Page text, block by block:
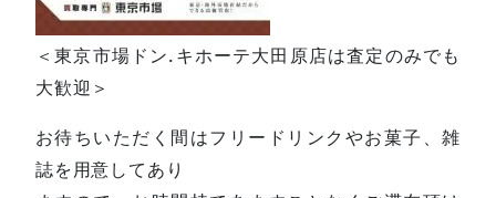
＜東京市場ドン.キホーテ大田原店は査定のみでも
大歓迎＞
お待ちいただく間はフリードリンクやお菓子、雑
誌を用意してあり